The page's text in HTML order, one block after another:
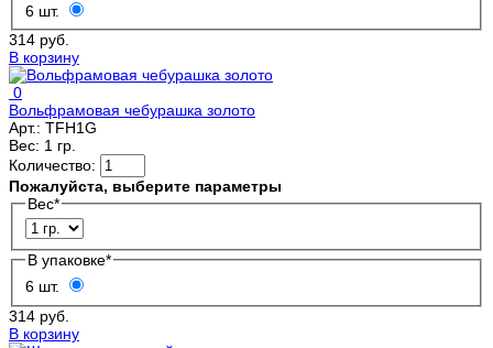
6 шт.
314 руб.
В корзину
0
Вольфрамовая чебурашка золото
Арт.: TFH1G
Вес: 1 гр.
Количество:
Пожалуйста, выберите параметры
Вес*
В упаковке*
6 шт.
314 руб.
В корзину